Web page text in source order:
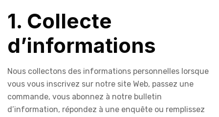
1. Collecte
d’informations
Nous collectons des informations personnelles lorsque
vous vous inscrivez sur notre site Web, passez une
commande, vous abonnez à notre bulletin
d’information, répondez à une enquête ou remplissez